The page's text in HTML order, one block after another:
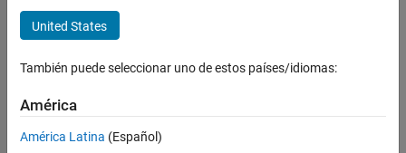
United States
También puede seleccionar uno de estos países/idiomas:
América
América Latina (Español)